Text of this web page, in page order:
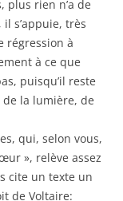
plus rien n’a de
s’appuie, très
régression à
à ce que
puisqu’il reste
de la lumière, de
qui, selon vous,
», relève assez
cite un texte un
de Voltaire: